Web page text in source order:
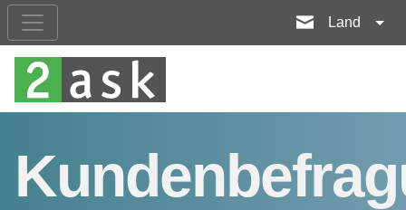
Land